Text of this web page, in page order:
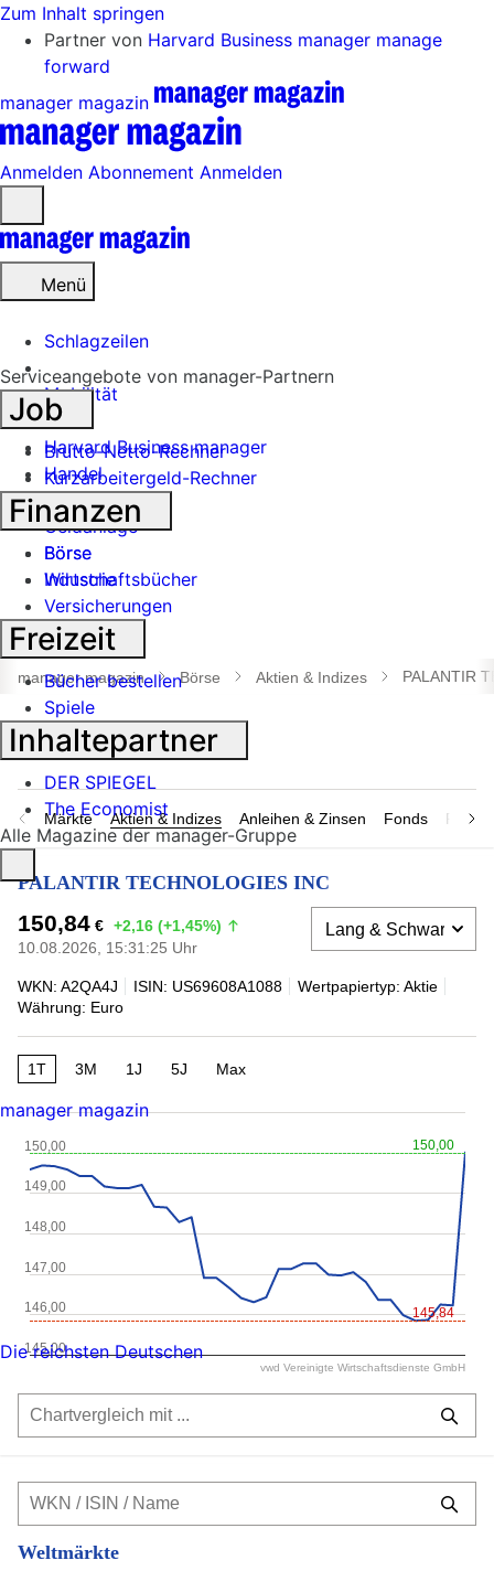
Zum Inhalt springen
Partner von Harvard Business manager manage
forward
manager magazin
Anmelden Abonnement Anmelden
öffnen
Menü
Schlagzeilen
Mobilität
Tech
Harvard Business manager
Handel
Banken
Geldanlage
Börse
Industrie
Suche
öffnen
manager magazin Börse Aktien & Indizes PALANTIR
Märkte Aktien & Indizes Anleihen & Zinsen Fonds
PALANTIR TECHNOLOGIES INC
150,84 € +2,16 (+1,45%)
10.08.2026, 15:31:25 Uhr
WKN: A2QA4J ISIN: US69608A1088
Wertpapiertyp: Aktie
Währung: Euro
1T 3M 1J 5J Max
150,00
145,84
146,00
148,00
150,00
145,00
147,00
149,00
vwd Vereinigte Wirtschaftsdienste GmbH
Weltmärkte
Serviceangebote von manager-Partnern
Job
Brutto-Netto-Rechner
Kurzarbeitergeld-Rechner
Finanzen
Börse
Wirtschaftsbücher
Versicherungen
Freizeit
Bücher bestellen
Spiele
Inhaltepartner
DER SPIEGEL
The Economist
Alle Magazine der manager-Gruppe
manager magazin
Die reichsten Deutschen